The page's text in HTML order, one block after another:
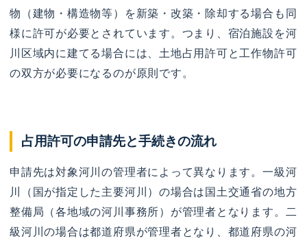
物（建物・構造物等）を新築・改築・除却する場合も同
様に許可が必要とされています。つまり、宿泊施設を河
川区域内に建てる場合には、土地占用許可と工作物許可
の双方が必要になるのが原則です。
占用許可の申請先と手続きの流れ
申請先は対象河川の管理者によって異なります。一級河
川（国が指定した主要河川）の場合は国土交通省の地方
整備局（各地域の河川事務所）が管理者となります。二
級河川の場合は都道府県が管理者となり、都道府県の河